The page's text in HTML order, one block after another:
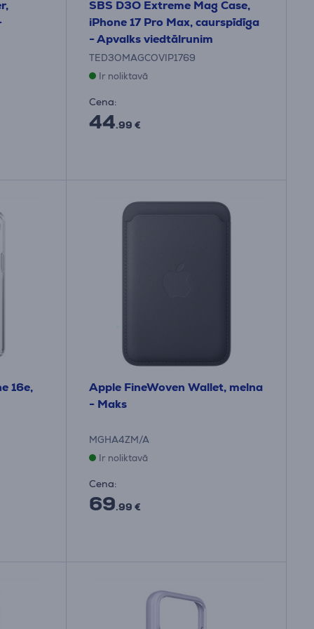
SBS D3O Extreme Mag Case,
iPhone 17 Pro Max, caurspīdīga
- Apvalks viedtālrunim
TED3OMAGCOVIP1769
Ir noliktavā
Cena:
44.99 €
16e,
Apple FineWoven Wallet, melna
- Maks
MGHA4ZM/A
Ir noliktavā
Cena:
69.99 €